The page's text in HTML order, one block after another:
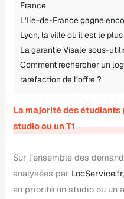
France
L’Ile-de-France gagne
Lyon, la ville où il est le
La garantie Visale sous-
Comment rechercher un
raréfaction de l’offre ?
La majorité des étudiants
studio ou un T1
Sur l’ensemble des
analysées par LocService.fr
en priorité un studio ou un